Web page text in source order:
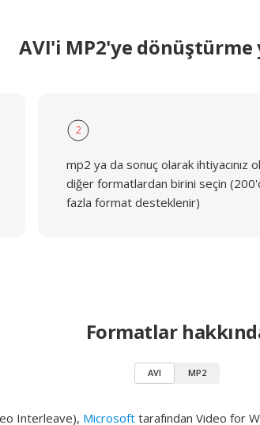
AVI'i MP2'ye
2
mp2 ya da sonuç olarak ihtiyacınız
diğer formatlardan birini seçin
fazla format desteklenir)
Formatlar
AVI MP2
Interleave), Microsoft tarafından Video for